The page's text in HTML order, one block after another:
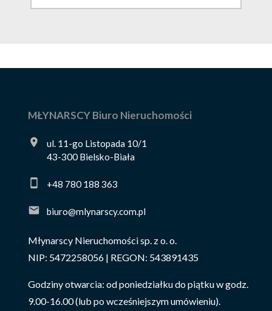
MŁYNARSCY Biuro Nieruchomości
ul. 11-go Listopada 10/1
43-300 Bielsko-Biała
+48 780 188 363
biuro@mlynarscy.com.pl
Młynarscy Nieruchomości sp. z o. o.
NIP: 5472258056 | REGON: 543891435
Godziny otwarcia: od poniedziałku do piątku w godz.
9.00-16.00 (lub po wcześniejszym umówieniu).